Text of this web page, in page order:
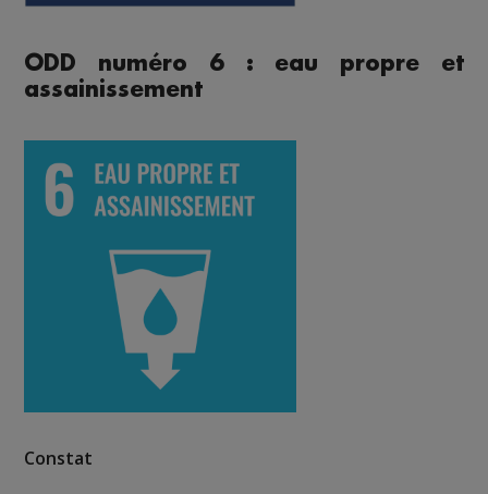
ODD numéro 6 : eau propre et
assainissement
Constat